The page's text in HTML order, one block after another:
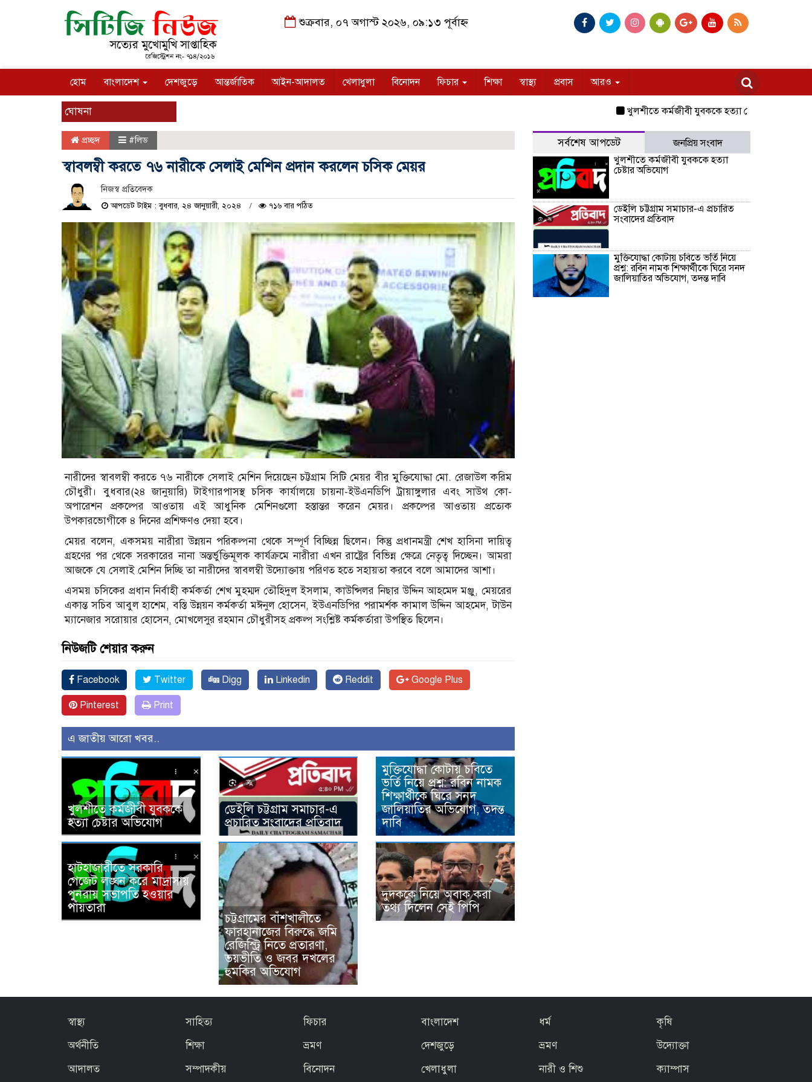
শুক্রবার, ০৭ অগাস্ট ২০২৬, ০৯:১৩ পূর্বাহ্ন
হোম বাংলাদেশ দেশজুড়ে আন্তর্জাতিক আইন-আদালত খেলাধুলা বিনোদন ফিচার শিক্ষা স্বাস্থ্য প্রবাস আরও
ঘোষনা খুলশীতে কর্মজীবী যুবককে হত্যা চেষ্টার অভিযোগ
প্রচ্ছদ #লিড
স্বাবলম্বী করতে ৭৬ নারীকে সেলাই মেশিন প্রদান করলেন চসিক মেয়র
নিজস্ব প্রতিবেদক
আপডেট টাইম : বুধবার, ২৪ জানুয়ারী, ২০২৪ ৭১৬ বার পঠিত
নারীদের স্বাবলম্বী করতে ৭৬ নারীকে সেলাই মেশিন দিয়েছেন চট্টগ্রাম সিটি মেয়র বীর মুক্তিযোদ্ধা মো. রেজাউল করিম
চৌধুরী। বুধবার(২৪ জানুয়ারি) টাইগারপাসস্থ চসিক কার্যালয়ে চায়না-ইউএনডিপি ট্রায়াঙ্গুলার এবং সাউথ কো-
অপারেশন প্রকল্পের আওতায় এই আধুনিক মেশিনগুলো হস্তান্তর করেন মেয়র। প্রকল্পের আওতায় প্রত্যেক
উপকারভোগীকে ৪ দিনের প্রশিক্ষণও দেয়া হবে।
মেয়র বলেন, একসময় নারীরা উন্নয়ন পরিকল্পনা থেকে সম্পূর্ণ বিচ্ছিন্ন ছিলেন। কিন্তু প্রধানমন্ত্রী শেখ হাসিনা দায়িত্ব
গ্রহণের পর থেকে সরকারের নানা অন্তর্ভুক্তিমূলক কার্যক্রমে নারীরা এখন রাষ্ট্রের বিভিন্ন ক্ষেত্রে নেতৃত্ব দিচ্ছেন। আমরা
আজকে যে সেলাই মেশিন দিচ্ছি তা নারীদের স্বাবলম্বী উদ্যোক্তায় পরিণত হতে সহায়তা করবে বলে আমাদের আশা।
এসময় চসিকের প্রধান নির্বাহী কর্মকর্তা শেখ মুহম্মদ তৌহিদুল ইসলাম, কাউন্সিলর নিছার উদ্দিন আহমেদ মঞ্জু, মেয়রের
একান্ত সচিব আবুল হাশেম, বস্তি উন্নয়ন কর্মকর্তা মঈনুল হোসেন, ইউএনডিপির পরামর্শক কামাল উদ্দিন আহমেদ, টাউন
ম্যানেজার সরোয়ার হোসেন, মোখলেসুর রহমান চৌধুরীসহ প্রকল্প সংশ্লিষ্ট কর্মকর্তারা উপস্থিত ছিলেন।
নিউজটি শেয়ার করুন
Facebook Twitter Digg Linkedin Reddit Google Plus
Pinterest Print
এ জাতীয় আরো খবর..
খুলশীতে কর্মজীবী যুবককে
হত্যা চেষ্টার অভিযোগ
ডেইলি চট্টগ্রাম সমাচার-এ
প্রচারিত সংবাদের প্রতিবাদ
মুক্তিযোদ্ধা কোটায় চবিতে
ভর্তি নিয়ে প্রশ্ন: রবিন নামক
শিক্ষার্থীকে ঘিরে সনদ
জালিয়াতির অভিযোগ, তদন্ত
দাবি
হাটহাজারীতে সরকারি
গেজেট লঙ্ঘন করে মাদ্রাসায়
পুনরায় সভাপতি হওয়ার
পাঁয়তারা
চট্টগ্রামের বাঁশখালীতে
ফারহানাজের বিরুদ্ধে জমি
রেজিস্ট্রি নিতে প্রতারণা,
ভয়ভীতি ও জবর দখলের
হুমকির অভিযোগ
দুদককে নিয়ে অবাক করা
তথ্য দিলেন সেই পিপি
সর্বশেষ আপডেট
জনপ্রিয় সংবাদ
খুলশীতে কর্মজীবী যুবককে হত্যা
চেষ্টার অভিযোগ
ডেইলি চট্টগ্রাম সমাচার-এ প্রচারিত
সংবাদের প্রতিবাদ
মুক্তিযোদ্ধা কোটায় চবিতে ভর্তি নিয়ে
প্রশ্ন: রবিন নামক শিক্ষার্থীকে ঘিরে সনদ
জালিয়াতির অভিযোগ, তদন্ত দাবি
স্বাস্থ্য
অর্থনীতি
আদালত
সাহিত্য
শিক্ষা
সম্পাদকীয়
ফিচার
ভ্রমণ
বিনোদন
বাংলাদেশ
দেশজুড়ে
খেলাধুলা
ধর্ম
ভ্রমণ
নারী ও শিশু
কৃষি
উদ্যোক্তা
ক্যাম্পাস